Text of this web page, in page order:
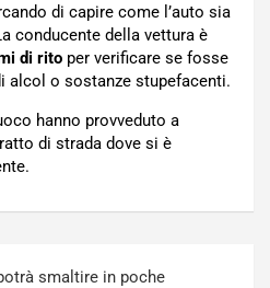
di capire come l’auto sia
conducente della vettura è
di rito per verificare se fosse
alcol o sostanze stupefacenti.
hanno provveduto a
di strada dove si è
smaltire in poche